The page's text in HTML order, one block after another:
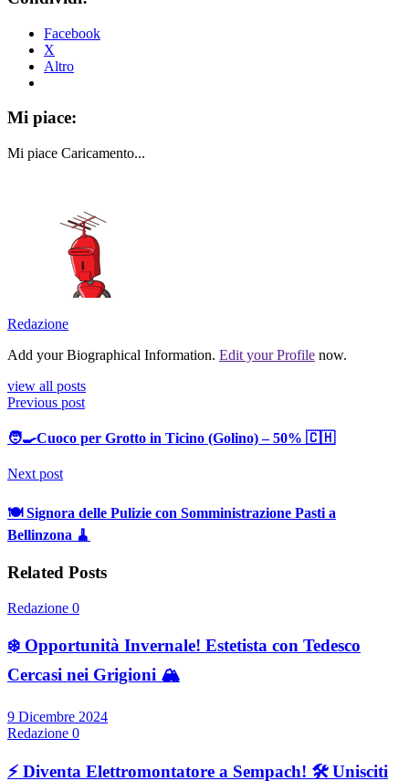
Facebook
X
Altro
Mi piace:
Mi piace Caricamento...
Redazione
Add your Biographical Information. Edit your Profile now.
view all posts
Previous post
🧑‍🍳Cuoco per Grotto in Ticino (Golino) – 50% 🇨🇭
Next post
🍽️ Signora delle Pulizie con Somministrazione Pasti a
Bellinzona 🧹
Related Posts
Redazione 0
❄️ Opportunità Invernale! Estetista con Tedesco
Cercasi nei Grigioni 🏔️
9 Dicembre 2024
Redazione 0
⚡ Diventa Elettromontatore a Sempach! 🛠️ Unisciti